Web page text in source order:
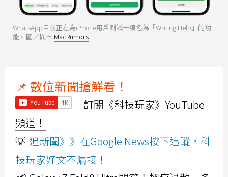
WhatsApp目前正在為iPhone用戶測試一項名為「Writing Help」的功
能。圖／擷自 MacRumors
📌 數位新聞搶鮮看！
訂閱《科技玩家》YouTube
頻道！
💡 追新聞》》在Google News按下追蹤，科
技玩家好文不漏接！